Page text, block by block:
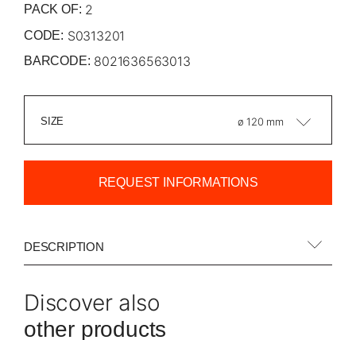
PACK OF: 2
CODE: S0313201
BARCODE: 8021636563013
SIZE ø 120 mm
REQUEST INFORMATIONS
DESCRIPTION
Discover also
other products